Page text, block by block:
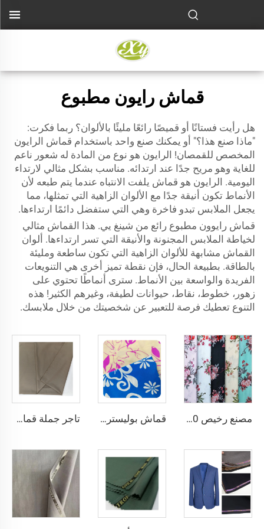
قماش رايون مطبوع
هل رأيت فستانًا أو قميصًا رائعًا مليئًا بالألوان؟ ربما فكرت:
"ماذا صنع هذا؟" أو يمكنك صنع واحد باستخدام قماش الرايون
المخصص للقمصان! الرايون هو نوع من المادة له شعور ناعم
للغاية وهو مريح جدًا عند ارتدائه. مناسب بشكل مثالي لارتداء
اليومية. الرايون هو قماش يلفت الانتباه عندما يتم طبعه لأن
الأنماط تكون أنيقة جدًا مع الألوان الزاهية التي تمثلها، مما
يجعل الملابس تبدو فاخرة وهي التي ستفضل دائمًا ارتداءها.
قماش رايوون مطبوع رائع من شينغ يي. هذا القماش مثالي
لخياطة الملابس المجنونة والأنيقة التي تسر ارتداءها. ألوان
القماش مشابهة للألوان الزاهية التي تكون ساطعة ومليئة
بالطاقة. بطبيعة الحال، فإن نقطة تميز أخرى هي التنويعات
الفريدة والواسعة بين الأنماط. سترى أنماطًا تحتوي على
زهور، خطوط، نقاط، حيوانات لطيفة، وغيرهم الكثير! هذه
التنوع تعطيك فرصة للتعبير عن شخصيتك من خلال ملابسك.
مصنع رخيص 100% رايون مطبوع لملابس النساء الرايون الطباعي قماش بوليستر كريب مصبوغ باللون الصلب ومطبوع عليه، وزنه 150 جرام لكل متر مربع، مخصص للنساء من CEY تاجر جملة قماش الثوب العربي للرجال قماش بوليستر مجوف قماش toyobo قميص ثوب عربي